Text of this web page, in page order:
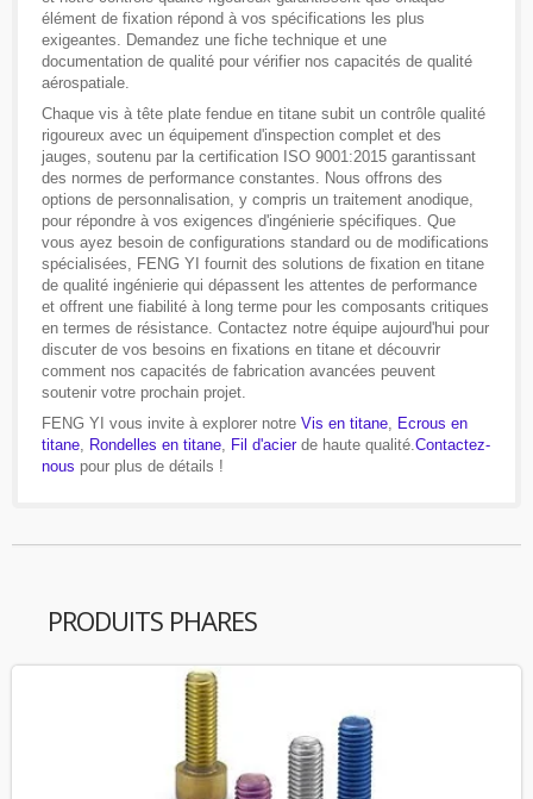
élément de fixation répond à vos spécifications les plus
exigeantes. Demandez une fiche technique et une
documentation de qualité pour vérifier nos capacités de qualité
aérospatiale.
Chaque vis à tête plate fendue en titane subit un contrôle qualité
rigoureux avec un équipement d'inspection complet et des
jauges, soutenu par la certification ISO 9001:2015 garantissant
des normes de performance constantes. Nous offrons des
options de personnalisation, y compris un traitement anodique,
pour répondre à vos exigences d'ingénierie spécifiques. Que
vous ayez besoin de configurations standard ou de modifications
spécialisées, FENG YI fournit des solutions de fixation en titane
de qualité ingénierie qui dépassent les attentes de performance
et offrent une fiabilité à long terme pour les composants critiques
en termes de résistance. Contactez notre équipe aujourd'hui pour
discuter de vos besoins en fixations en titane et découvrir
comment nos capacités de fabrication avancées peuvent
soutenir votre prochain projet.
FENG YI vous invite à explorer notre Vis en titane
Ecrous en
titane
Rondelles en titane Fil d'acierde haute qualité. Contactez-
nous pour plus de détails !
PRODUITS PHARES